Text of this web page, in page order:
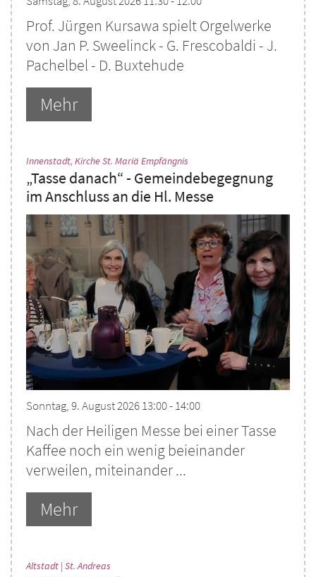
Prof. Jürgen Kursawa spielt Orgelwerke
von Jan P. Sweelinck - G. Frescobaldi - J.
Pachelbel - D. Buxtehude
Mehr
Innenstadt, Kirche St. Mariä Empfängnis
„Tasse danach“ - Gemeindebegegnung
im Anschluss an die Hl. Messe
Sonntag, 9. August 2026 13:00 - 14:00
Nach der Heiligen Messe bei einer Tasse
Kaffee noch ein wenig beieinander
verweilen, miteinander ...
Mehr
Altstadt | St. Andreas